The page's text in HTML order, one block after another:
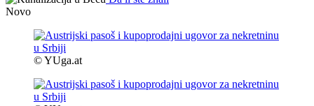
Novo
© YUga.at